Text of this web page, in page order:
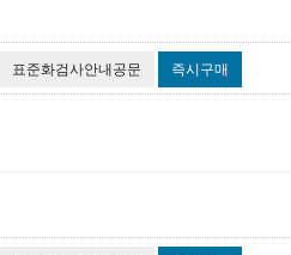
표준화검사안내공문 즉시구매